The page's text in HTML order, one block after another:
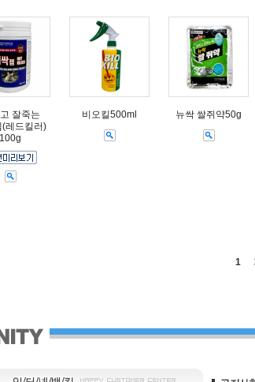
잘죽는
(레드킬러)
100g
비오킬500ml 뉴싹 쌀쥐약50g
1